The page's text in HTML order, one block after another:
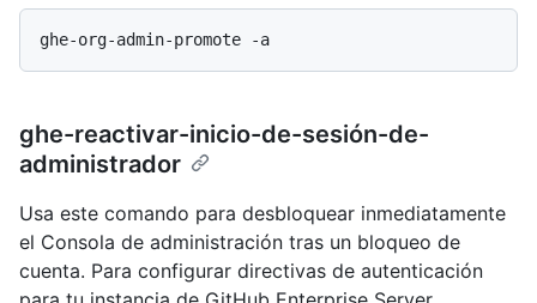
ghe-reactivar-inicio-de-sesión-de-
administrador
Usa este comando para desbloquear inmediatamente
el Consola de administración tras un bloqueo de
cuenta. Para configurar directivas de autenticación